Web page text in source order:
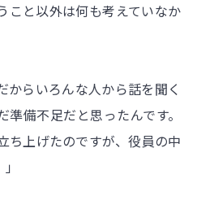
こと以外は何も考えていなか
からいろんな人から話を聞く
備不足だと思ったんです。
ち上げたのですが、役員の中